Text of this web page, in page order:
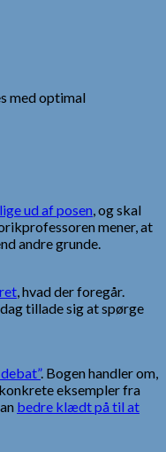
med optimal
ud af posen, og skal
mener, at
andre grunde.
, hvad der foregår.
tillade sig at spørge
. Bogen handler om,
eksempler fra
bedre klædt på til at